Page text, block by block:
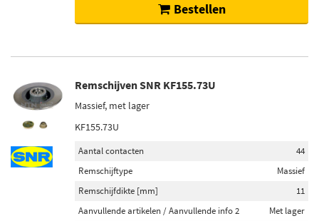
Bestellen
Remschijven SNR KF155.73U
Massief, met lager
KF155.73U
Aantal contacten
44
Remschijftype
Massief
Remschijfdikte [mm]
11
Aanvullende artikelen / Aanvullende info 2
Met lager